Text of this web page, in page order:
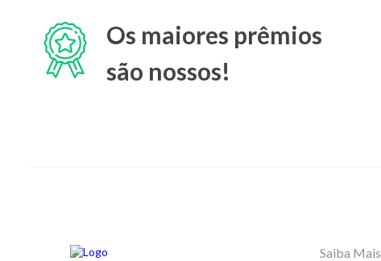
Os maiores prêmios
são nossos!
Saiba Mais